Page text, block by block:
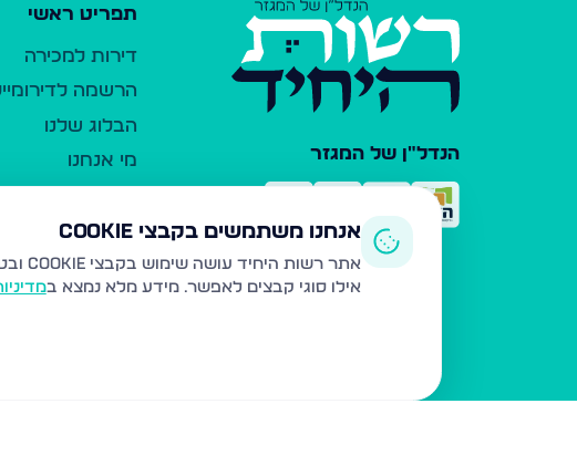
הנדל"ן של המגזר
תפריט ראשי
דירות למכירה
הרשמה
הבלוג שלנו
מי אנחנו
כלי עזר
פרסום ברשות
משרדי תיווך
אנחנו משתמשים בקבצי Cookie
אתר רשות היחיד עושה שימוש בקבצי Cookie ובטכנולוגיות דומות לצורך תפעול האתר, שיפור חוויית המשתמש, ניתוח שימוש ושיווק מותאם.
אילו סוגי קבצים לאפשר. מידע מלא נמצא ב